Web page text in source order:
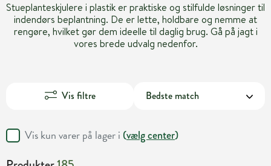
Stueplanteskjulere i plastik er praktiske og stilfulde løsninger til
indendørs beplantning. De er lette, holdbare og nemme at
rengøre, hvilket gør dem ideelle til daglig brug. Gå på jagt i
vores brede udvalg nedenfor.
Vis filtre
Vis kun varer på lager i (vælg center)